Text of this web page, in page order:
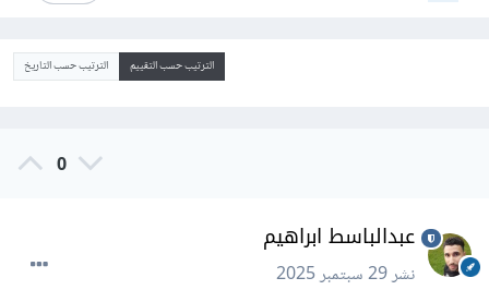
الترتيب حسب التقييم الترتيب حسب التاريخ
0
عبدالباسط ابراهيم
نشر29 سبتمبر 2025